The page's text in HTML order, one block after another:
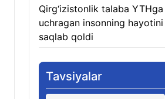
Qirg‘izistonlik talaba YTHga
uchragan insonning hayotini
saqlab qoldi
Tavsiyalar